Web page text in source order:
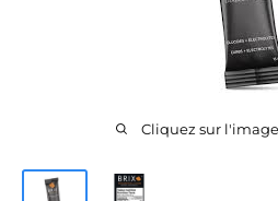
Cliquez sur